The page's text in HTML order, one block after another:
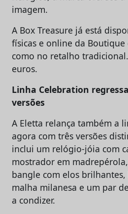
imagem.
A Box Treasure já está
físicas e online da Boutique
como no retalho
euros.
Linha Celebration
versões
A Eletta relança também a
agora com três versões
inclui um relógio-jóia com
mostrador em
bangle com elos
malha milanesa e um par
a condizer.